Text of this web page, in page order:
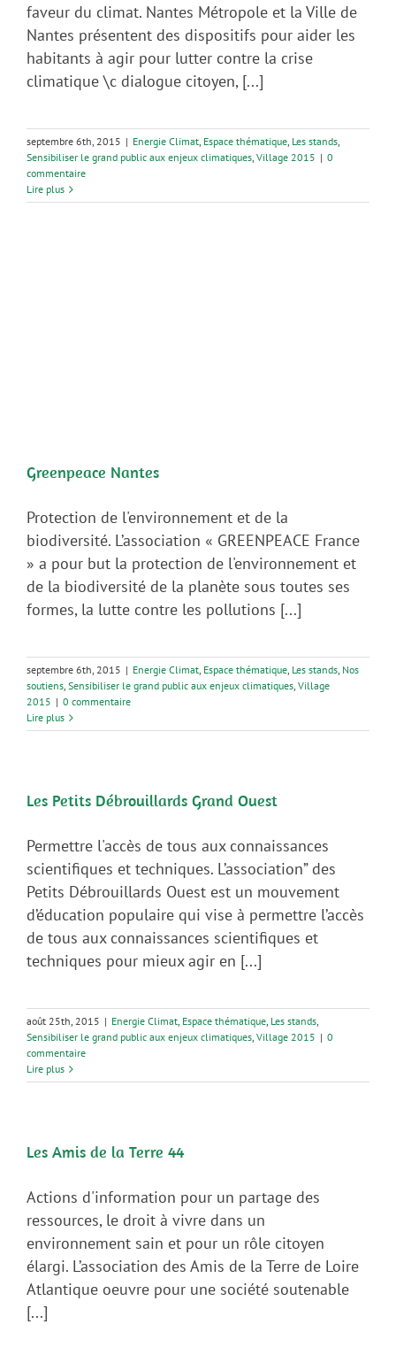
faveur du climat. Nantes Métropole et la Ville de
Nantes présentent des dispositifs pour aider les
habitants à agir pour lutter contre la crise
climatique \c dialogue citoyen, [...]
septembre 6th, 2015 | Energie Climat Espace thématique Les stands
Sensibiliser le grand public aux enjeux climatiques Village 2015 | 0
commentaire
Lire plus
Greenpeace Nantes
Protection de l'environnement et de la
biodiversité. L’association « GREENPEACE France
» a pour but la protection de l'environnement et
de la biodiversité de la planète sous toutes ses
formes, la lutte contre les pollutions [...]
septembre 6th, 2015 | Energie Climat, Espace thématique, Les stands, Nos
soutiens, Sensibiliser le grand public aux enjeux climatiques, Village
2015 | 0 commentaire
Lire plus
Les Petits Débrouillards Grand Ouest
Permettre l'accès de tous aux connaissances
scientifiques et techniques. L’association” des
Petits Débrouillards Ouest est un mouvement
d’éducation populaire qui vise à permettre l’accès
de tous aux connaissances scientifiques et
techniques pour mieux agir en [...]
août 25th, 2015 | Energie Climat, Espace thématique, Les stands,
Sensibiliser le grand public aux enjeux climatiques, Village 2015 | 0
commentaire
Lire plus
Les Amis de la Terre 44
Actions d'information pour un partage des
ressources, le droit à vivre dans un
environnement sain et pour un rôle citoyen
élargi. L’association des Amis de la Terre de Loire
Atlantique oeuvre pour une société soutenable
[...]